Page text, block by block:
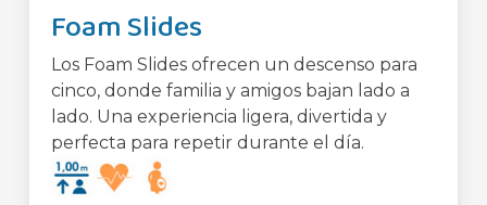
Foam Slides
Los Foam Slides ofrecen un descenso para
cinco, donde familia y amigos bajan lado a
lado. Una experiencia ligera, divertida y
perfecta para repetir durante el día.